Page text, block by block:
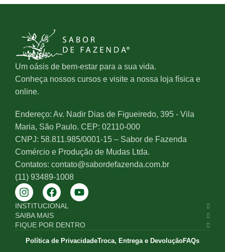
Um oásis de bem-estar para a sua vida.
Conheça nossos cursos e visite a nossa loja física e
online.
Endereço: Av. Nadir Dias de Figueiredo, 395 - Vila
Maria, São Paulo. CEP: 02110-000
CNPJ: 58.811.985/0001-15 – Sabor de Fazenda
Comércio e Produção de Mudas Ltda.
Contatos: contato@sabordefazenda.com.br
(11) 93489-1008
INSTITUCIONAL
SAIBA MAIS
FIQUE POR DENTRO
Política de PrivacidadeTroca, Entrega e DevoluçãoFAQs